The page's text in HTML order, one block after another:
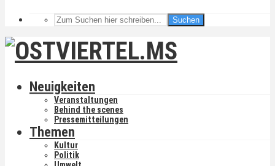
Suchen
Neuigkeiten
Veranstaltungen
Behind the scenes
Pressemitteilungen
Themen
Kultur
Politik